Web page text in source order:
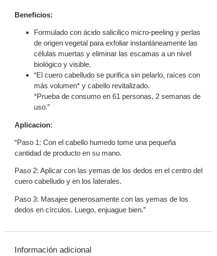
Beneficios:
Formulado con ácido salicilico micro-peeling y perlas
de origen vegetal para exfoliar instantáneamente las
células muertas y eliminar las escamas a un nivel
biológico y visible.
“El cuero cabelludo se purifica sin pelarlo, raíces con
más volumen* y cabello revitalizado.
*Prueba de consumo en 61 personas, 2 semanas de
uso.”
Aplicacion:
“Paso 1: Con el cabello humedo tome una pequeña
cantidad de producto en su mano.
Paso 2: Aplicar con las yemas de los dedos en el centro del
cuero cabelludo y en los laterales.
Paso 3: Masajee generosamente con las yemas de los
dedos en círculos. Luego, enjuague bien.”
Información adicional